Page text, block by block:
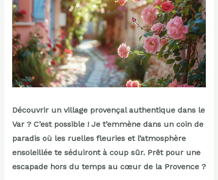
Découvrir un village provençal authentique dans le
Var ? C’est possible ! Je t’emmène dans un coin de
paradis où les ruelles fleuries et l’atmosphère
ensoleillée te séduiront à coup sûr. Prêt pour une
escapade hors du temps au cœur de la Provence ?